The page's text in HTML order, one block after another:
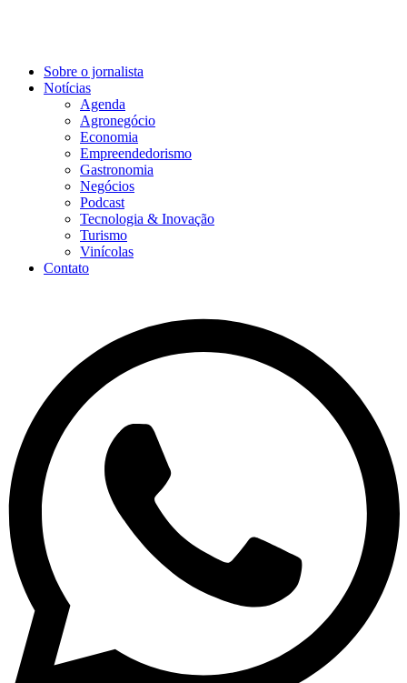
Sobre o jornalista
Notícias
Agenda
Agronegócio
Economia
Empreendedorismo
Gastronomia
Negócios
Podcast
Tecnologia & Inovação
Turismo
Vinícolas
Contato